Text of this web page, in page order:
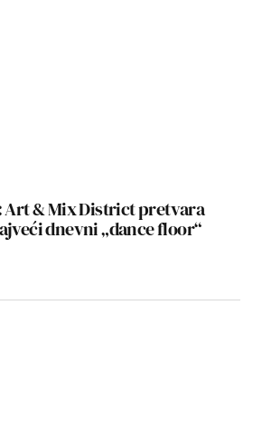
& Mix District pretvara
dnevni „dance floor“